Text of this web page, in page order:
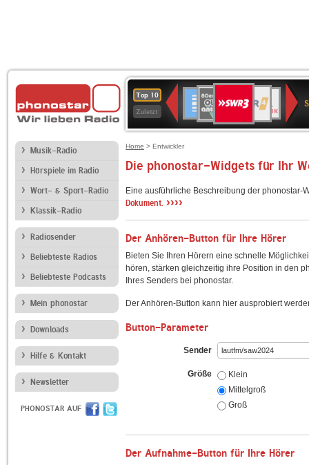
Top 10
Zuletzt
Deutschlandfunk
80er
90er
OLDIE
ANTENNE
4
KLASSIK
SWR
Kultur
NDR
2
Musik-Radio
Hörspiele im Radio
Wort- & Sport-Radio
Klassik-Radio
Radiosender
Beliebteste Radios
Beliebteste Podcasts
Mein phonostar
Downloads
Hilfe & Kontakt
Newsletter
PHONOSTAR AUF
Home > Entwickler
Die phonostar-Widgets für Ihr
Eine ausführliche Beschreibung der
Dokument. ››››
Der Anhören-Button für Ihre Hörer
Bieten Sie Ihren Hörern eine schnelle
hören, stärken gleichzeitig ihre Position in den
Ihres Senders bei phonostar.
Der Anhören-Button kann hier ausprobiert
Button-Parameter
Sender
Größe
Klein
Mittelgroß
Groß
Der Aufnahme-Button für Ihre Hörer